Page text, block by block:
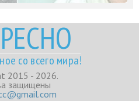
со всего мира!
2015 - 2026.
защищены